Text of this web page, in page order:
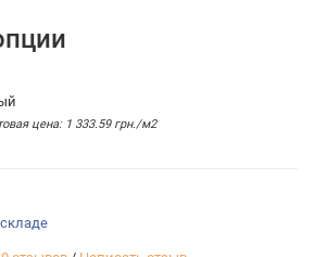
цена: 1 333.59 грн./м2